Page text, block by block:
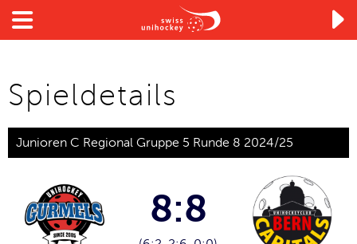

Spieldetails
Junioren C Regional Gruppe 5 Runde 8 2024/25
8:8